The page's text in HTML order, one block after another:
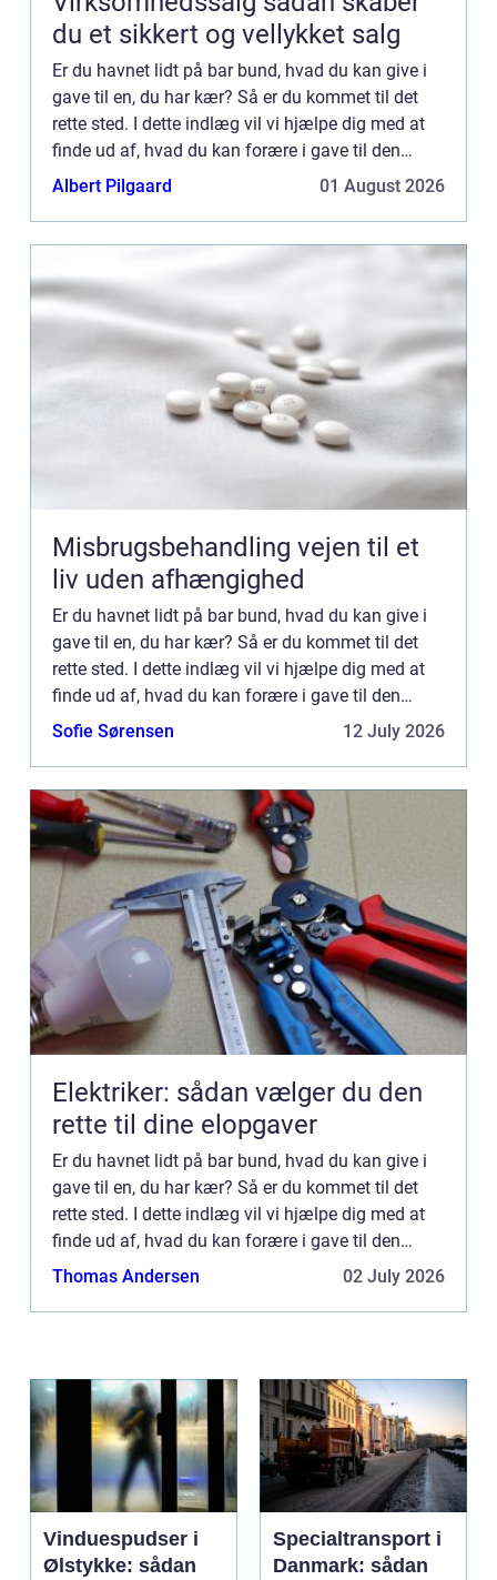
du et sikkert og vellykket salg
Er du havnet lidt på bar bund, hvad du kan give i
gave til en, du har kær? Så er du kommet til det
rette sted. I dette indlæg vil vi hjælpe dig med at
finde ud af, hvad du kan forære i gave til den
person, som du har kær. Det kan være en […]...
Albert Pilgaard 01 August 2026
Misbrugsbehandling vejen til et
liv uden afhængighed
Er du havnet lidt på bar bund, hvad du kan give i
gave til en, du har kær? Så er du kommet til det
rette sted. I dette indlæg vil vi hjælpe dig med at
finde ud af, hvad du kan forære i gave til den
person, som du har kær. Det kan være en […]...
Sofie Sørensen 12 July 2026
Elektriker: sådan vælger du den
rette til dine elopgaver
Er du havnet lidt på bar bund, hvad du kan give i
gave til en, du har kær? Så er du kommet til det
rette sted. I dette indlæg vil vi hjælpe dig med at
finde ud af, hvad du kan forære i gave til den
person, som du har kær. Det kan være en […]...
Thomas Andersen 02 July 2026
Vinduespudser i
Ølstykke: sådan
Specialtransport i
Danmark: sådan